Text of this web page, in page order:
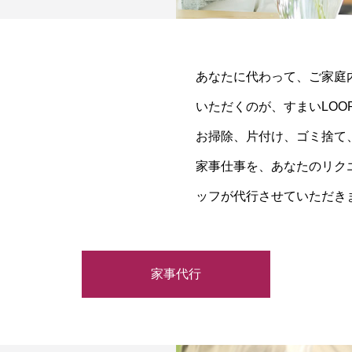
あなたに代わって、ご家
いただくのが、すまい
お掃除、片付け、ゴミ捨
家事仕事を、あなたのリ
ッフが代行させていただき
家事代行